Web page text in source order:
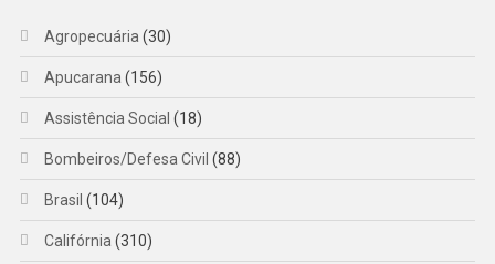
Agropecuária (30)
Apucarana (156)
Assistência Social (18)
Bombeiros/Defesa Civil (88)
Brasil (104)
Califórnia (310)